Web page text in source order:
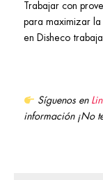
Trabajar con
para maximizar la
en Disheco
Síguenos en
información ¡No